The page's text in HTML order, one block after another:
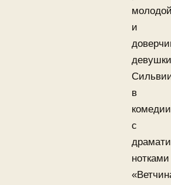
и
в
комедии
с
нотками